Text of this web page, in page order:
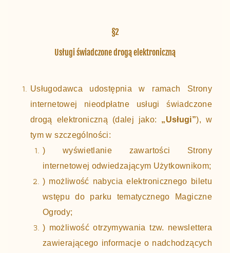
§2
Usługi świadczone drogą elektroniczną
Usługodawca udostępnia w ramach Strony
internetowej nieodpłatne usługi świadczone
drogą elektroniczną (dalej jako: „Usługi”), w
tym w szczególności:
) wyświetlanie zawartości Strony
internetowej odwiedzającym Użytkownikom;
) możliwość nabycia elektronicznego biletu
wstępu do parku tematycznego Magiczne
Ogrody;
) możliwość otrzymywania tzw. newslettera
zawierającego informacje o nadchodzących